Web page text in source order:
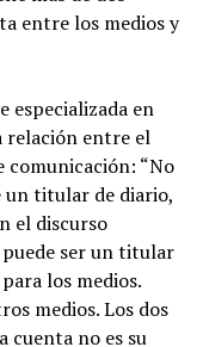
entre los medios y
especializada en
relación entre el
“No
un titular de diario,
el discurso
ser un titular
los medios.
medios. Los dos
cuenta no es su